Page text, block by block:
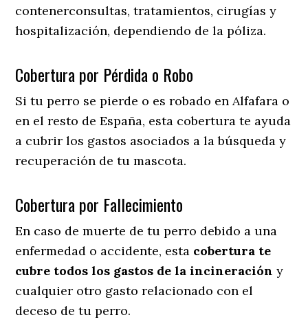
contenerconsultas, tratamientos, cirugías y
hospitalización, dependiendo de la póliza.
Cobertura por Pérdida o Robo
Si tu perro se pierde o es robado en Alfafara o
en el resto de España, esta cobertura te ayuda
a cubrir los gastos asociados a la búsqueda y
recuperación de tu mascota.
Cobertura por Fallecimiento
En caso de muerte de tu perro debido a una
enfermedad o accidente, esta cobertura te
cubre todos los gastos de la incineración y
cualquier otro gasto relacionado con el
deceso de tu perro.